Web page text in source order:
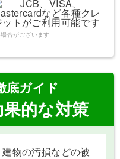
合がございます
底ガイド
的な対策
物の汚損などの被